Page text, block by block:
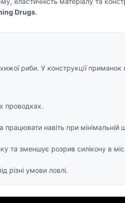
Drugs.
риби. У конструкції
проводках.
навіть при мінімальній
та зменшує розрив силікону в
різні умови ловлі.